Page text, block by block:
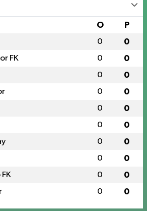
O P
0 0
FK 0 0
0 0
0 0
0 0
0 0
0 0
0 0
0 0
0 0